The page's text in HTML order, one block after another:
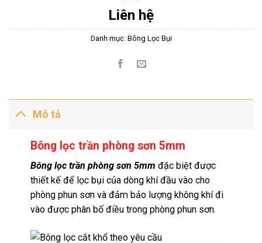
Liên hệ
Danh mục: Bông Lọc Bụi
Mô tả
Bông lọc trần phòng sơn 5mm
Bông lọc trần phòng sơn 5mm đặc biệt được
thiết kế để lọc bụi của dòng khí đầu vào cho
phòng phun sơn và đảm bảo lượng không khí đi
vào được phân bố điều trong phòng phun sơn.